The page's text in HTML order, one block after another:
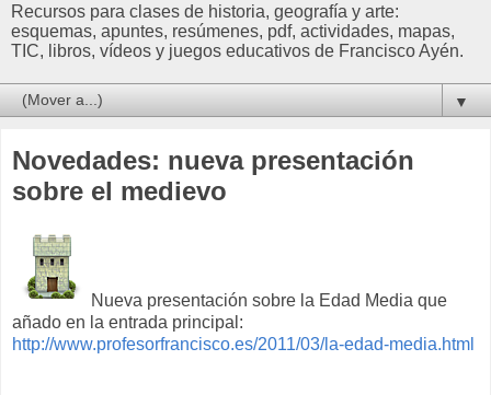
Recursos para clases de historia, geografía y arte:
esquemas, apuntes, resúmenes, pdf, actividades, mapas,
TIC, libros, vídeos y juegos educativos de Francisco Ayén.
▼
Novedades: nueva presentación
sobre el medievo
Nueva presentación sobre la Edad Media que
añado en la entrada principal:
http://www.profesorfrancisco.es/2011/03/la-edad-media.html